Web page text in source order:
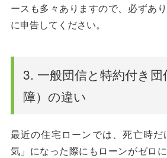
ースも多々ありますので、必ずあ
に申告してください。
3. 一般団信と特約付き団
障）の違い
最近の住宅ローンでは、死亡時
気」になった際にもローンがゼロ